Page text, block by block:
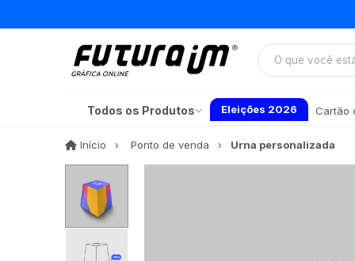
Todos os Produtos Eleições 2026 Cartão
Início InícioPonto de venda Urna personalizada